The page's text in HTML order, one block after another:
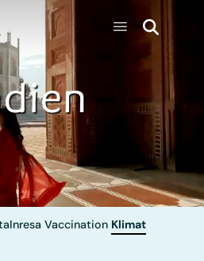
Inresa Vaccination Klimat